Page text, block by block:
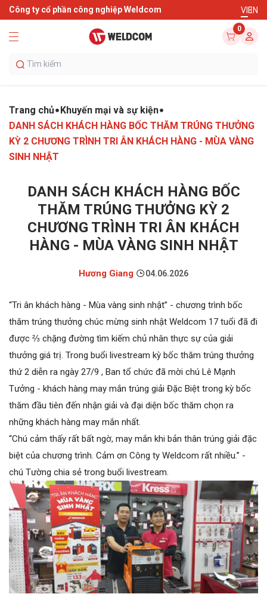
Công ty cổ phần công nghiệp Weldcom VIEN
0
Trang chủ Khuyến mại và sự kiện
DANH SÁCH KHÁCH HÀNG BỐC THĂM TRÚNG THƯỞNG
KỲ 2 CHƯƠNG TRÌNH TRI ÂN KHÁCH HÀNG - MÙA VÀNG
SINH NHẬT
DANH SÁCH KHÁCH HÀNG BỐC
THĂM TRÚNG THƯỞNG KỲ 2
CHƯƠNG TRÌNH TRI ÂN KHÁCH
HÀNG - MÙA VÀNG SINH NHẬT
Hương Giang 04.06.2026
“Tri ân khách hàng - Mùa vàng sinh nhật” - chương trình bốc
thăm trúng thưởng chúc mừng sinh nhật Weldcom 17 tuổi đã đi
được ⅔ chặng đường tìm kiếm chủ nhân thực sự của giải
thưởng giá trị. Trong buổi livestream kỳ bốc thăm trúng thưởng
thứ 2 diễn ra ngày 27/9 , Ban tổ chức đã mời chú Lê Mạnh
Tưởng - khách hàng may mắn trúng giải Đặc Biệt trong kỳ bốc
thăm đầu tiên đến nhận giải và đại diện bốc thăm chọn ra
những khách hàng may mắn nhất.
“Chú cảm thấy rất bất ngờ, may mắn khi bản thân trúng giải đặc
biệt của chương trình. Cảm ơn Công ty Weldcom rất nhiều.” -
chú Tường chia sẻ trong buổi livestream.